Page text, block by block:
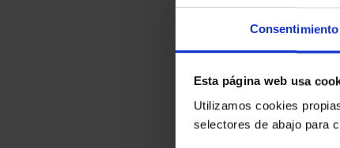
Consentimiento
Esta página web usa
Utilizamos cookies
selectores de abajo para